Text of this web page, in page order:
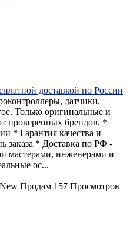
доставкой по России
датчики,
Только оригинальные и
проверенных брендов. *
* Гарантия качества и
заказа * Доставка по РФ -
мастерами, инженерами и
ос...
New Продам 157 Просмотров